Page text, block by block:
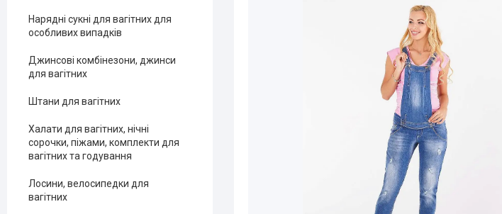
Нарядні сукні для вагітних для
особливих випадків
Джинсові комбінезони, джинси
для вагітних
Штани для вагітних
Халати для вагітних, нічні
сорочки, піжами, комплекти для
вагітних та годування
Лосини, велосипедки для
вагітних